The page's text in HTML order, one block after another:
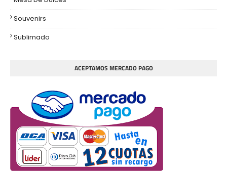
Souvenirs
Sublimado
ACEPTAMOS MERCADO PAGO